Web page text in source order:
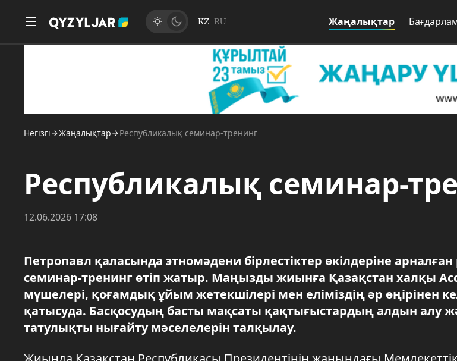
KZ RU Жаңалықтар
Негізгі Жаңалықтар Республикалық семинар-тренинг
Республикалық семинар-
12.06.2026 17:08
Петропавл қаласында этномәдени бірлестіктер өкілдеріне
семинар-тренинг өтіп жатыр. Маңызды жиынға Қазақстан халқы
мүшелері, қоғамдық ұйым жетекшілері мен еліміздің әр өңірінен
қатысуда. Басқосудың басты мақсаты қақтығыстардың алдын алу
татулықты нығайту мәселелерін талқылау.